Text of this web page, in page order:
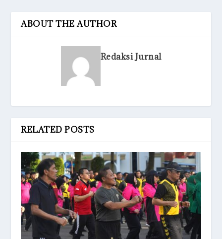
ABOUT THE AUTHOR
Redaksi Jurnal
RELATED POSTS